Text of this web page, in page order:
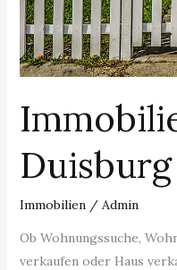
Duisburg
Immobilien/ Admin
Ob Wohnungssuche,
verkaufen oder Haus